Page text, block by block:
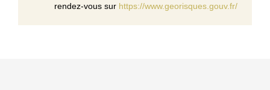
rendez-vous sur https://www.georisques.gouv.fr/